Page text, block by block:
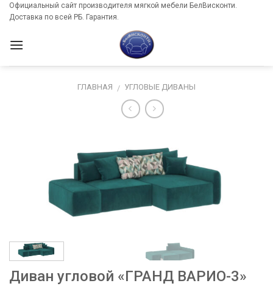
SkipОфициальный сайт производителя мягкой мебели БелВисконти.
Доставка по всей РБ. Гарантия.
ГЛАВНАЯ / УГЛОВЫЕ ДИВАНЫ
Диван угловой «ГРАНД ВАРИО-3»